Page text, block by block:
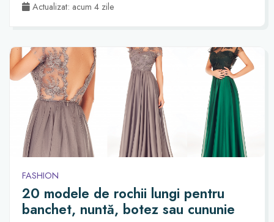
Actualizat: acum 4 zile
FASHION
20 modele de rochii lungi pentru
banchet, nuntă, botez sau cununie